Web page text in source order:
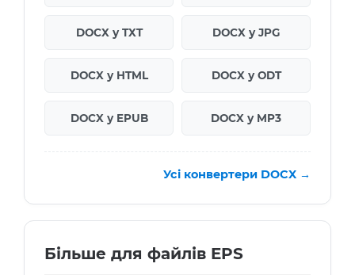
DOCX у TXT DOCX у JPG
DOCX у HTML DOCX у ODT
DOCX у EPUB DOCX у MP3
Усі конвертери DOCX →
Більше для файлів EPS